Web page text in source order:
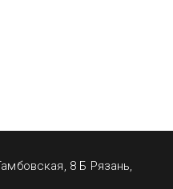
8 Б Рязань,